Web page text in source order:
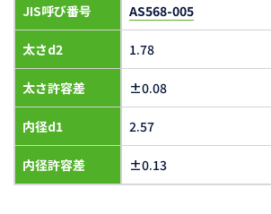
JIS呼び番号
太さd2
太さ許容差
内径d1
内径許容差
AS568-005
1.78
±0.08
2.57
±0.13